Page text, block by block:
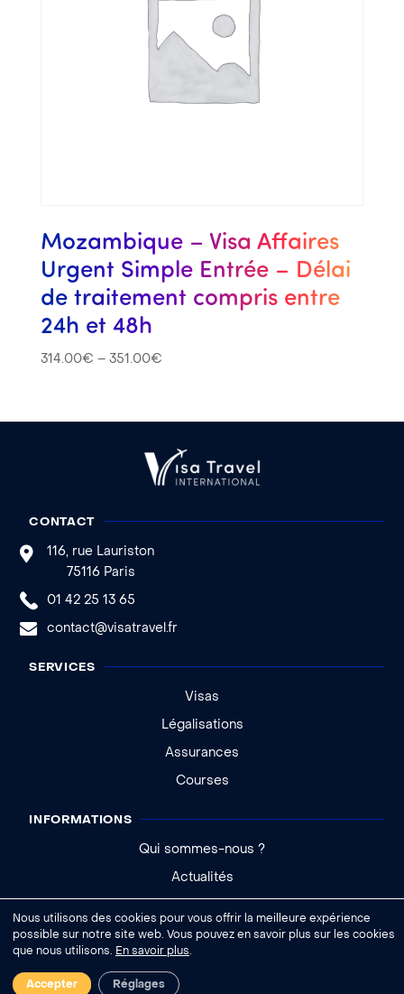
Mozambique – Visa Affaires
Urgent Simple Entrée – Délai
de traitement compris entre
24h et 48h
314.00€ – 351.00€
CONTACT
116, rue Lauriston
75116 Paris
01 42 25 13 65
contact@visatravel.fr
SERVICES
Visas
Légalisations
Assurances
Courses
INFORMATIONS
Qui sommes-nous ?
Actualités
Nous utilisons des cookies pour vous offrir la meilleure expérience
possible sur notre site web. Vous pouvez en savoir plus sur les cookies
que nous utilisons. En savoir plus.
Accepter Réglages